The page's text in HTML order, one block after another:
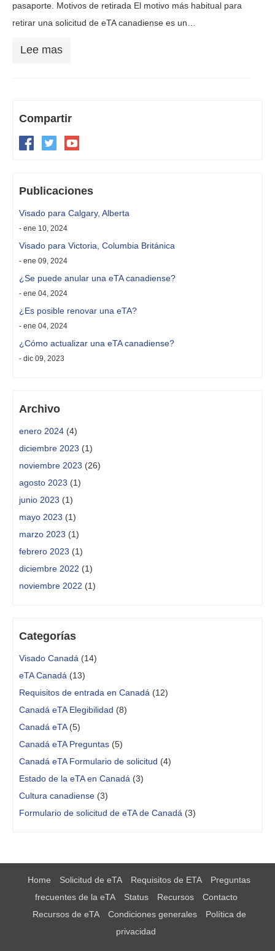
pasaporte. Motivos de retirada El motivo más habitual para
retirar una solicitud de eTA canadiense es un…
Lee mas
Compartir
Publicaciones
Visado para Calgary, Alberta
- ene 10, 2024
Visado para Victoria, Columbia Británica
- ene 09, 2024
¿Se puede anular una eTA canadiense?
- ene 04, 2024
¿Es posible renovar una eTA?
- ene 04, 2024
¿Cómo actualizar una eTA canadiense?
- dic 09, 2023
Archivo
enero 2024 (4)
diciembre 2023 (1)
noviembre 2023 (26)
agosto 2023 (1)
junio 2023 (1)
mayo 2023 (1)
marzo 2023 (1)
febrero 2023 (1)
diciembre 2022 (1)
noviembre 2022 (1)
Categorías
Visado Canadá (14)
eTA Canadá (13)
Requisitos de entrada en Canadá (12)
Canadá eTA Elegibilidad (8)
Canadá eTA(5)
Canadá eTA Preguntas (5)
Canadá eTA Formulario de solicitud (4)
Estado de la eTA en Canadá (3)
Cultura canadiense (3)
Formulario de solicitud de eTA de Canadá (3)
Home Solicitud de eTA Requisitos de ETA
Preguntas
frecuentes de la eTA
Status Recursos
Contacto
Recursos de eTA
Condiciones generales
Política de
privacidad